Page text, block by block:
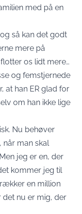
med på en
så kan det godt
mere på
os lidt mere…
og femstjernede
at han ER glad for
om han ikke lige
Nu behøver
når man skal
jeg er en, der
kommer jeg til
en million
nu er mig, der